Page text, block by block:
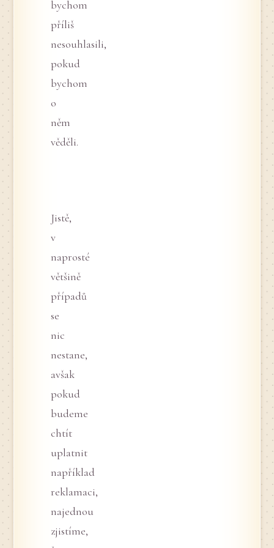
bychom
příliš
nesouhlasili,
pokud
bychom
o
něm
věděli.
Jistě,
v
naprosté
většině
případů
se
nic
nestane,
avšak
pokud
budeme
chtít
uplatnit
například
reklamaci,
najednou
zjistíme,